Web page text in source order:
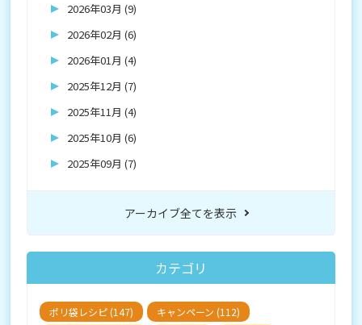
2026年03月 (9)
2026年02月 (6)
2026年01月 (4)
2025年12月 (7)
2025年11月 (4)
2025年10月 (6)
2025年09月 (7)
アーカイブ全てを表示
カテゴリ
ポリ袋レシピ (147)
キャンペーン (112)